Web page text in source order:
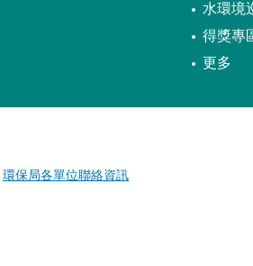
水環境
得獎專
更多
環保局各單位聯絡資訊